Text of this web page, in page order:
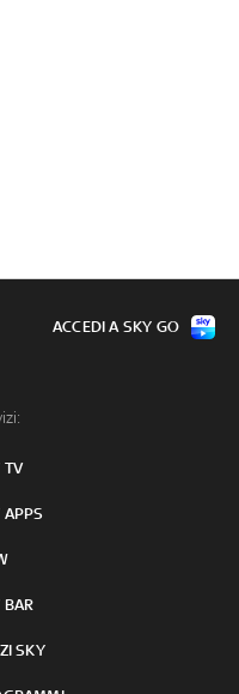
TV
APPS
BAR
SKY
ACCEDI A SKY GO